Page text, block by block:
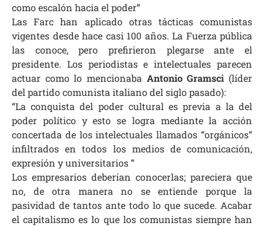
como escalón hacia el poder”
Las Farc han aplicado otras tácticas comunistas
vigentes desde hace casi 100 años. La Fuerza pública
las conoce, pero prefirieron plegarse ante el
presidente. Los periodistas e intelectuales parecen
actuar como lo mencionaba Antonio Gramsci (líder
del partido comunista italiano del siglo pasado):
“La conquista del poder cultural es previa a la del
poder político y esto se logra mediante la acción
concertada de los intelectuales llamados “orgánicos”
infiltrados en todos los medios de comunicación,
expresión y universitarios ”
Los empresarios deberían conocerlas; pareciera que
no, de otra manera no se entiende porque la
pasividad de tantos ante todo lo que sucede. Acabar
el capitalismo es lo que los comunistas siempre han